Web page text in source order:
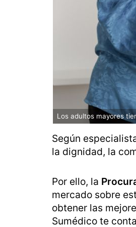
Los adultos mayores
Según
la dignidad, la
Por ello, la
mercado sobre
obtener las
Sumédico te